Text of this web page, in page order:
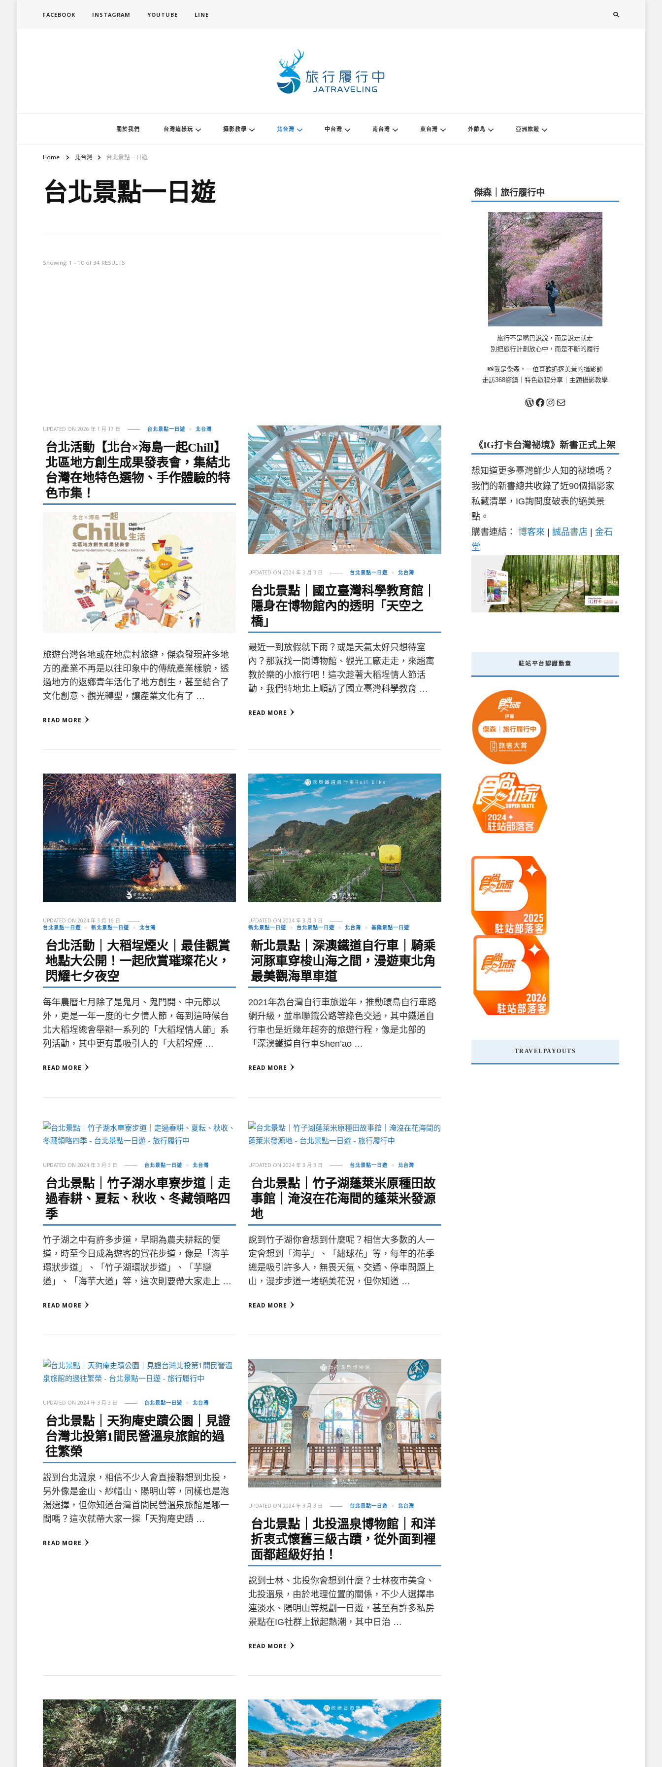
FACEBOOK INSTAGRAM YOUTUBE LINE
關於我們 台灣這樣玩 攝影教學 北台灣 中台灣 南台灣 東台灣 外離島 亞洲旅遊
Home 北台灣 台北景點一日遊
台北景點一日遊
Showing: 1 - 10 of 34 RESULTS
UPDATED ON2026 年 1 月 17 日 台北景點一日遊 北台灣
台北活動【北台×海島一起Chill】
北區地方創生成果發表會，集結北
台灣在地特色選物、手作體驗的特
色市集！
旅遊台灣各地或在地農村旅遊，傑森發現許多地
方的產業不再是以往印象中的傳統產業樣貌，透
過地方的返鄉青年活化了地方創生，甚至結合了
文化創意、觀光轉型，讓產業文化有了 …
READ MORE
UPDATED ON 2024 年 3 月 3 日 台北景點一日遊 北台灣
台北景點｜國立臺灣科學教育館｜
隱身在博物館內的透明「天空之
橋」
最近一到放假就下雨？或是天氣太好只想待室
內？那就找一間博物館、觀光工廠走走，來趟寓
教於樂的小旅行吧！這次趁著大稻埕情人節活
動，我們特地北上順訪了國立臺灣科學教育 …
READ MORE
UPDATED ON 2024 年 3 月 16 日
台北景點一日遊
新北景點一日遊 北台灣
台北活動｜大稻埕煙火｜最佳觀賞
地點大公開！一起欣賞璀璨花火，
閃耀七夕夜空
每年農曆七月除了是鬼月、鬼門開、中元節以
外，更是一年一度的七夕情人節，每到這時候台
北大稻埕總會舉辦一系列的「大稻埕情人節」系
列活動，其中更有最吸引人的「大稻埕煙 …
READ MORE
UPDATED ON 2024 年 3 月 3 日
新北景點一日遊
台北景點一日遊 北台灣 基隆景點一日遊
新北景點｜深澳鐵道自行車｜騎乘
河豚車穿梭山海之間，漫遊東北角
最美觀海單車道
2021年為台灣自行車旅遊年，推動環島自行車路
網升級，並串聯鐵公路等綠色交通，其中鐵道自
行車也是近幾年超夯的旅遊行程，像是北部的
「深澳鐵道自行車Shen’ao …
READ MORE
UPDATED ON 2024 年 3 月 3 日 台北景點一日遊 北台灣
台北景點｜竹子湖水車寮步道｜走
過春耕、夏耘、秋收、冬藏領略四
季
竹子湖之中有許多步道，早期為農夫耕耘的便
道，時至今日成為遊客的賞花步道，像是「海芋
環狀步道」、「竹子湖環狀步道」、「芋戀
道」、「海芋大道」等，這次則要帶大家走上 …
READ MORE
UPDATED ON 2024 年 3 月 3 日 台北景點一日遊 北台灣
台北景點｜竹子湖蓬萊米原種田故
事館｜淹沒在花海間的蓬萊米發源
地
說到竹子湖你會想到什麼呢？相信大多數的人一
定會想到「海芋」、「繡球花」等，每年的花季
總是吸引許多人，無畏天氣、交通、停車問題上
山，漫步步道一堵絕美花況，但你知道 …
READ MORE
UPDATED ON 2024 年 3 月 3 日 台北景點一日遊 北台灣
台北景點｜天狗庵史蹟公園｜見證
台灣北投第1間民營溫泉旅館的過
往繁榮
說到台北溫泉，相信不少人會直接聯想到北投，
另外像是金山、紗帽山、陽明山等，同樣也是泡
湯選擇，但你知道台灣首間民營溫泉旅館是哪一
間嗎？這次就帶大家一探「天狗庵史蹟 …
READ MORE
UPDATED ON 2024 年 3 月 3 日 台北景點一日遊 北台灣
台北景點｜北投溫泉博物館｜和洋
折衷式懷舊三級古蹟，從外面到裡
面都超級好拍！
說到士林、北投你會想到什麼？士林夜市美食、
北投溫泉，由於地理位置的關係，不少人選擇串
連淡水、陽明山等規劃一日遊，甚至有許多私房
景點在IG社群上掀起熱潮，其中日治 …
READ MORE
傑森｜旅行履行中
旅行不是嘴巴說說，而是說走就走
別把旅行計劃放心中，而是不斷的履行
📸我是傑森，一位喜歡追逐美景的攝影師
走訪368鄉鎮｜特色遊程分享｜主題攝影教學
關於我 Facebook
Instagram
《IG打卡台灣祕境》新書正式上架
想知道更多臺灣鮮少人知的祕境嗎？
我們的新書總共收錄了近90個攝影家
私藏清單，IG詢問度破表的絕美景
點。
購書連結： 博客來 | 誠品書店 | 金石
堂
駐站平台認證勳章
TRAVELPAYOUTS